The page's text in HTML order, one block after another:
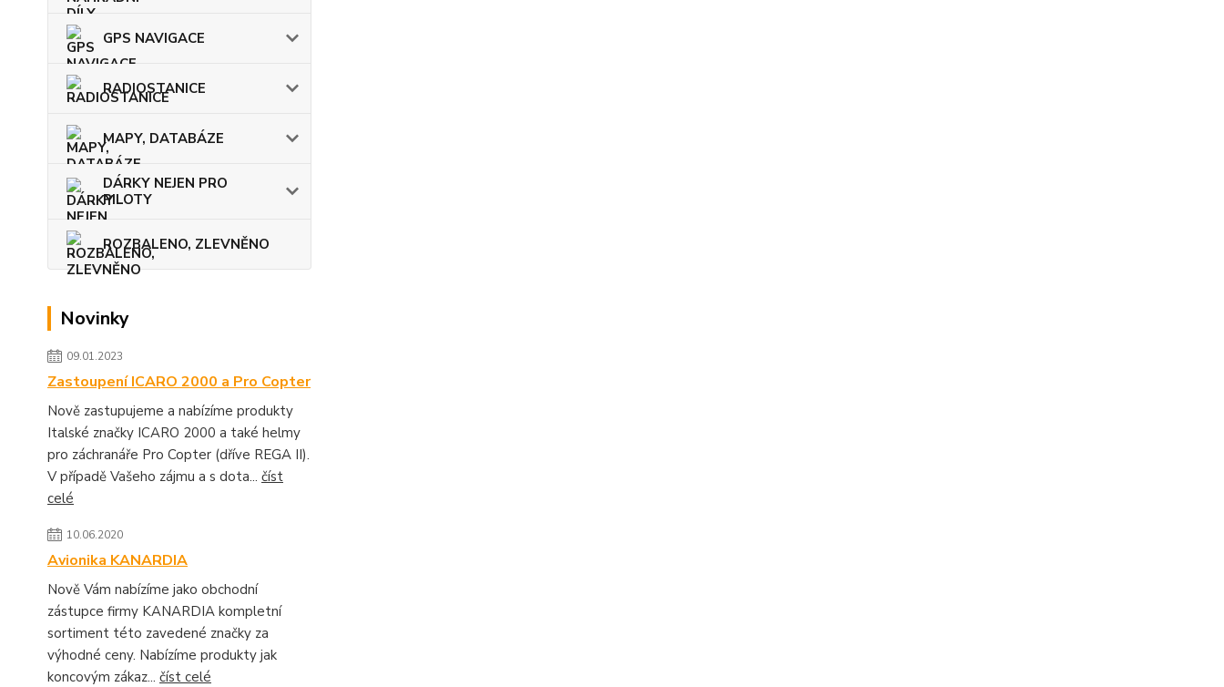
GPS NAVIGACE
RADIOSTANICE
MAPY, DATABÁZE
DÁRKY NEJEN PRO
PILOTY
ROZBALENO, ZLEVNĚNO
Novinky
09.01.2023
Zastoupení ICARO 2000 a Pro Copter
Nově zastupujeme a nabízíme produkty
Italské značky ICARO 2000 a také helmy
pro záchranáře Pro Copter (dříve REGA II).
V případě Vašeho zájmu a s dota... číst
celé
10.06.2020
Avionika KANARDIA
Nově Vám nabízíme jako obchodní
zástupce firmy KANARDIA kompletní
sortiment této zavedené značky za
výhodné ceny. Nabízíme produkty jak
koncovým zákaz... číst celé